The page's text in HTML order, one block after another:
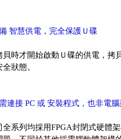
智慧供電，完全保護Ｕ碟
貝時才開始啟動Ｕ碟的供電，拷
狀態。
連接 PC 或 安裝程式，也非電
全系列均採用FPGA封閉式硬體